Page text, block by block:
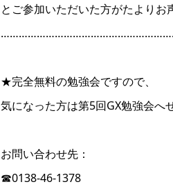
とご参加いただいた方がたよりお
★完全無料の勉強会ですので、
気になった方は第5回GX勉強会へ
お問い合わせ先：
☎0138-46-1378